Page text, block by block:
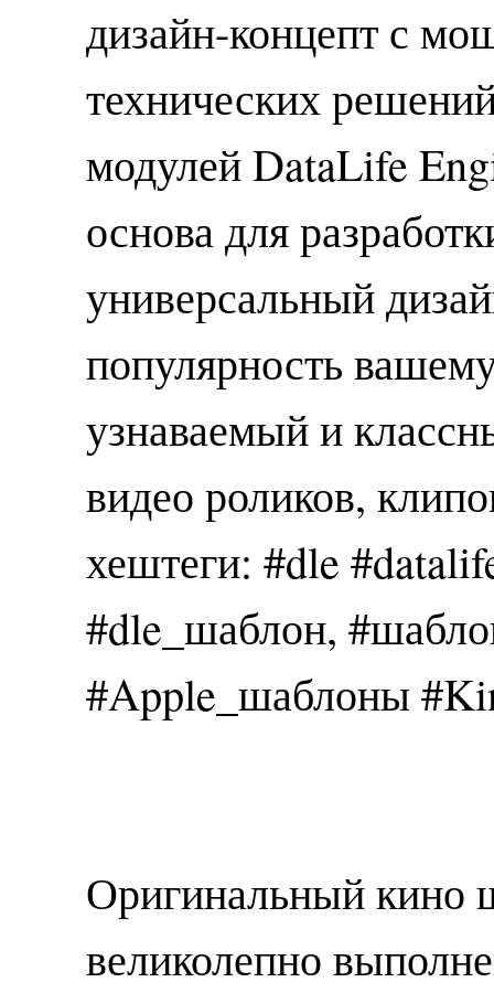
дизайн-концепт с
технических
модулей DataLife
основа для
универсальный
популярность
узнаваемый и
видео роликов,
хештеги: #dle
#dle_шаблон,
#Apple_шаблоны
Оригинальный кино
великолепно